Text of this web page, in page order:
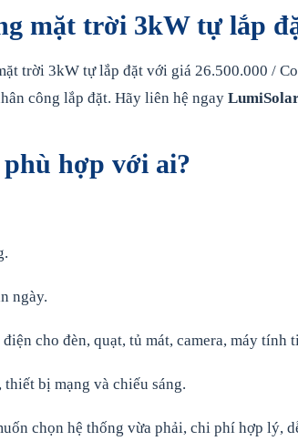
mặt trời 3kW tự lắp
trời 3kW tự lắp đặt với giá 26.500.000 /
công lắp đặt. Hãy liên hệ ngay
hợp với ai?
ngày.
cho đèn, quạt, tủ mát, camera, máy tính
bị mạng và chiếu sáng.
chọn hệ thống vừa phải, chi phí hợp lý,